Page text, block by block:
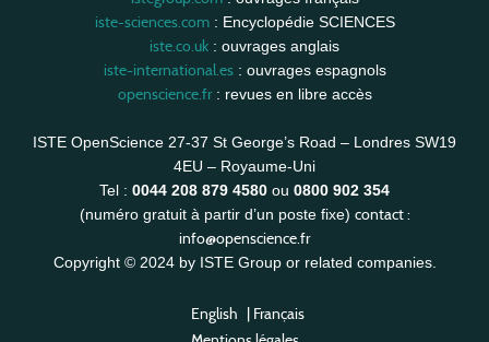
iste-sciences.com: Encyclopédie SCIENCES
iste.co.uk : ouvrages anglais
iste-international.es: ouvrages espagnols
openscience.fr: revues en libre accès
ISTE OpenScience 27-37 St George’s Road – Londres SW19
4EU – Royaume-Uni
Tel : 0044 208 879 4580 ou 0800 902 354
(numéro gratuit à partir d’un poste fixe) contact :
info@openscience.fr
Copyright © 2024 by ISTE Group or related companies.
English | Français